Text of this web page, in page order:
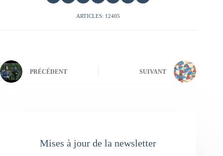
ARTICLES: 12405
PRÉCÉDENT SUIVANT
Mises à jour de la newsletter